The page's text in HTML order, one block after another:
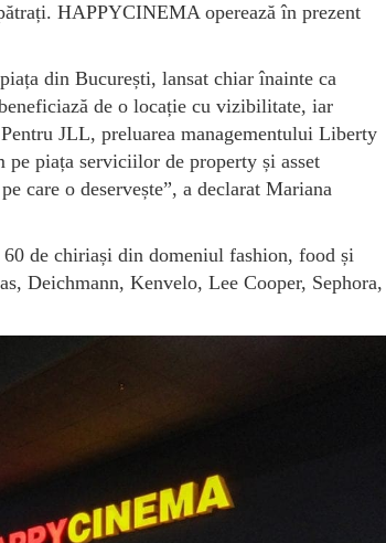
HAPPYCINEMA operează în prezent
din București, lansat chiar înainte ca
de o locație cu vizibilitate, iar
JLL, preluarea managementului Liberty
pe piața serviciilor de property și asset
care o deservește”, a declarat Mariana
de chiriași din domeniul fashion, food și
Deichmann, Kenvelo, Lee Cooper, Sephora,